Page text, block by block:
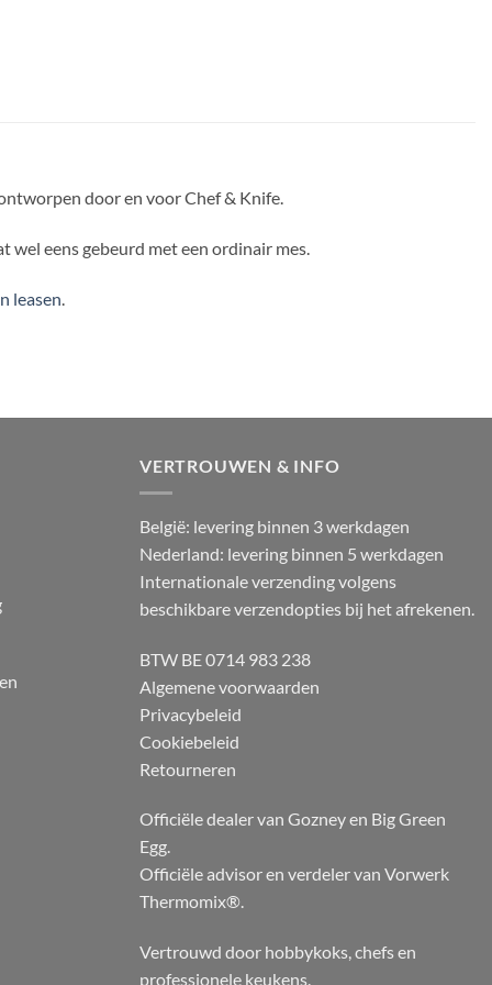
door en voor Chef & Knife.
wel eens gebeurd met een ordinair mes.
leasen
VERTROUWEN & INFO
België: levering binnen 3 werkdagen
Nederland: levering binnen 5 werkdagen
Internationale verzending volgens
beschikbare verzendopties bij het afrekenen.
BTW BE 0714 983 238
Algemene voorwaarden
Privacybeleid
Cookiebeleid
Retourneren
Officiële dealer van Gozney en Big Green
Egg.
Officiële advisor en verdeler van Vorwerk
Thermomix®.
Vertrouwd door hobbykoks, chefs en
professionele keukens.